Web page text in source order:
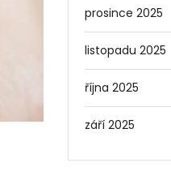
prosince 2025
listopadu 2025
října 2025
září 2025